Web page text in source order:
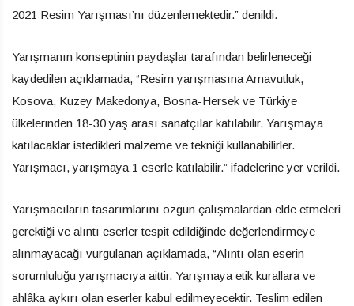
2021 Resim Yarışması’nı düzenlemektedir.” denildi.
Yarışmanın konseptinin paydaşlar tarafından belirleneceği
kaydedilen açıklamada, “Resim yarışmasına Arnavutluk,
Kosova, Kuzey Makedonya, Bosna-Hersek ve Türkiye
ülkelerinden 18-30 yaş arası sanatçılar katılabilir. Yarışmaya
katılacaklar istedikleri malzeme ve tekniği kullanabilirler.
Yarışmacı, yarışmaya 1 eserle katılabilir.” ifadelerine yer verildi.
Yarışmacıların tasarımlarını özgün çalışmalardan elde etmeleri
gerektiği ve alıntı eserler tespit edildiğinde değerlendirmeye
alınmayacağı vurgulanan açıklamada, “Alıntı olan eserin
sorumluluğu yarışmacıya aittir. Yarışmaya etik kurallara ve
ahlâka aykırı olan eserler kabul edilmeyecektir. Teslim edilen